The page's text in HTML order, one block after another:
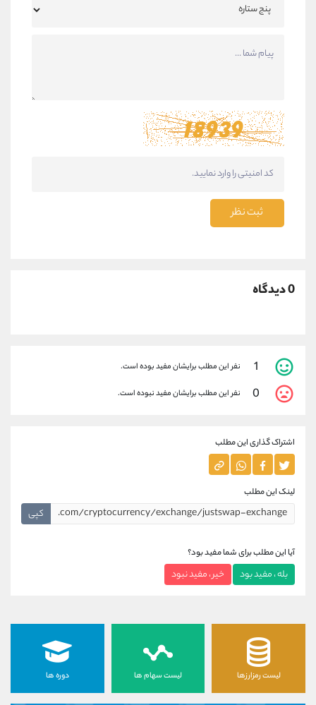
ثبت نظر
0 دیدگاه
1 نفر این مطلب برایشان مفید بوده است.
0 نفر این مطلب برایشان مفید نبوده است.
اشتراک گذاری این مطلب
لینک این مطلب
کپی
آیا این مطلب برای شما مفید بود؟
بله ، مفید بود خیر ، مفید نبود
لیست رمزارزها لیست سهام ها دوره ها